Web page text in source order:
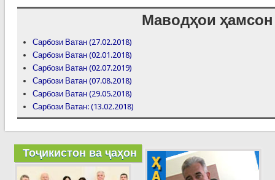
Маводҳои ҳамсон
Сарбози Ватан (27.02.2018)
Сарбози Ватан (02.01.2018)
Сарбози Ватан (02.07.2019)
Сарбози Ватан (07.08.2018)
Сарбози Ватан (29.05.2018)
Сарбози Ватан: (13.02.2018)
Тоҷикистон ва ҷаҳон